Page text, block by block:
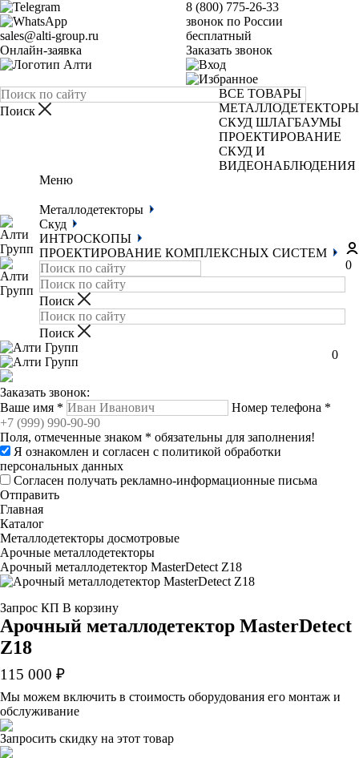
sales@alti-group.ru
Онлайн-заявка
8 (800) 775-26-33
звонок по России
бесплатный
Заказать звонок
ВСЕ ТОВАРЫ
МЕТАЛЛОДЕТЕКТОРЫ
СКУД ШЛАГБАУМЫ
ПРОЕКТИРОВАНИЕ
СКУД И
ВИДЕОНАБЛЮДЕНИЯ
Меню
Металлодетекторы
Скуд
ИНТРОСКОПЫ
ПРОЕКТИРОВАНИЕ КОМПЛЕКСНЫХ СИСТЕМ
0
0
Заказать звонок:
Ваше имя * Номер телефона *
Поля, отмеченные знаком * обязательны для заполнения!
Я ознакомлен и согласен с политикой обработки
персональных данных
Согласен получать рекламно-информационные письма
Отправить
Главная
Каталог
Металлодетекторы досмотровые
Арочные металлодетекторы
Арочный металлодетектор MasterDetect Z18
Запрос КП В корзину
Арочный металлодетектор MasterDetect
Z18
115 000 ₽
Мы можем включить в стоимость оборудования его монтаж и
обслуживание
Запросить скидку на этот товар